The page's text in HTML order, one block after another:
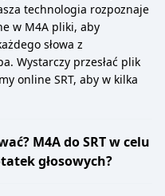
technologia rozpoznaje
w M4A pliki, aby
słowa z
Wystarczy przesłać plik
online SRT, aby w kilka
M4A do SRT w celu
głosowych?